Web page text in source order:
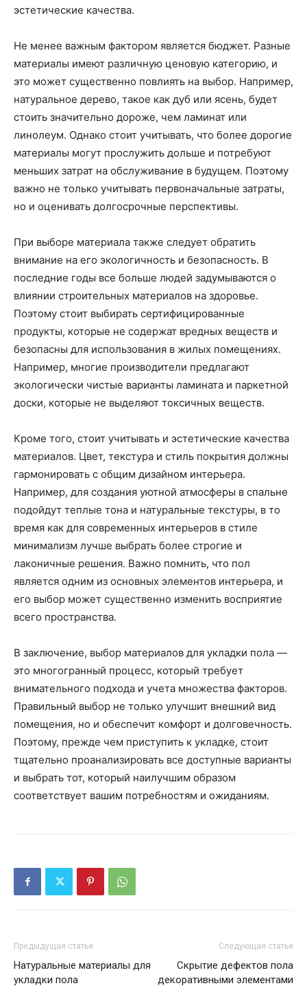
эстетические качества.
Не менее важным фактором является бюджет. Разные
материалы имеют различную ценовую категорию, и
это может существенно повлиять на выбор. Например,
натуральное дерево, такое как дуб или ясень, будет
стоить значительно дороже, чем ламинат или
линолеум. Однако стоит учитывать, что более дорогие
материалы могут прослужить дольше и потребуют
меньших затрат на обслуживание в будущем. Поэтому
важно не только учитывать первоначальные затраты,
но и оценивать долгосрочные перспективы.
При выборе материала также следует обратить
внимание на его экологичность и безопасность. В
последние годы все больше людей задумываются о
влиянии строительных материалов на здоровье.
Поэтому стоит выбирать сертифицированные
продукты, которые не содержат вредных веществ и
безопасны для использования в жилых помещениях.
Например, многие производители предлагают
экологически чистые варианты ламината и паркетной
доски, которые не выделяют токсичных веществ.
Кроме того, стоит учитывать и эстетические качества
материалов. Цвет, текстура и стиль покрытия должны
гармонировать с общим дизайном интерьера.
Например, для создания уютной атмосферы в спальне
подойдут теплые тона и натуральные текстуры, в то
время как для современных интерьеров в стиле
минимализм лучше выбрать более строгие и
лаконичные решения. Важно помнить, что пол
является одним из основных элементов интерьера, и
его выбор может существенно изменить восприятие
всего пространства.
В заключение, выбор материалов для укладки пола —
это многогранный процесс, который требует
внимательного подхода и учета множества факторов.
Правильный выбор не только улучшит внешний вид
помещения, но и обеспечит комфорт и долговечность.
Поэтому, прежде чем приступить к укладке, стоит
тщательно проанализировать все доступные варианты
и выбрать тот, который наилучшим образом
соответствует вашим потребностям и ожиданиям.
Предыдущая статья
Натуральные материалы для
укладки пола
Следующая статья
Скрытие дефектов пола
декоративными элементами